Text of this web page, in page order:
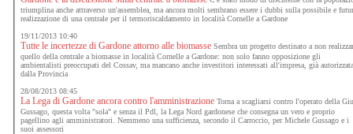
triumplina anche attraverso un'assemblea, ma ancora molti sembrano essere i dubbi sulla possibile e
realizzazione di una centrale per il termoriscaldamento in località Cornelle a Gardone
19/11/2013 10:40
Tutte le incertezze di Gardone attorno alle biomasse Sembra un progetto destinato a non
quello della centrale a biomasse in località Cornelle a Gardone: non solo fanno opposizione gli
ambientalisti preoccupati del Cossav, ma mancano anche investitori interessati all'impresa, già
dalla Provincia
28/08/2013 08:45
La Lega di Gardone ancora contro l'amministrazione Torna a scagliarsi contro l'operato della
Gussago, questa volta "sola" e senza il Pdl, la Lega Nord gardonese che consegna un vero e proprio
pagellino agli amministratori. Nemmeno una sufficienza, secondo il Carroccio, per Michele Gussago e i
suoi assessori